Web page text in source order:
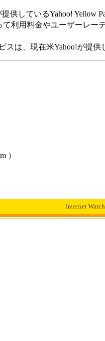
供しているYahoo! Yellow
利用料金やユーザーレー
スは、現在米Yahoo!が提
）
Internet